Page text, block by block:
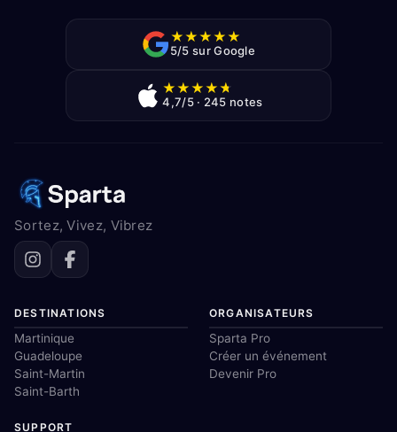
★★★★★
5/5 sur Google
★★★★★
4,7/5 · 245 notes
Sortez, Vivez, Vibrez
DESTINATIONS
Martinique
Guadeloupe
Saint-Martin
Saint-Barth
ORGANISATEURS
Sparta Pro
Créer un événement
Devenir Pro
SUPPORT